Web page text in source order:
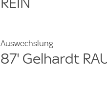
Auswechslung
87' Gelhardt